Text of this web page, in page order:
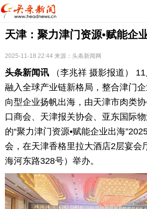
首
页
娱
乐
科
技
房
地
产
汽
车
教
育
健
活
时
天津：聚力津门资源•赋能企
2025-11-18 22:44 来源： 头条新闻网
头条新闻讯
（李兆祥 摄影报道）
融入全球产业链新格局，整合津门
向型企业扬帆出海，由天津市肉类
口商会、天津报关协会、亚东国际
的“聚力津门资源•赋能企业出海
会，在天津香格里拉大酒店2层宴会
海河东路328号）举办。